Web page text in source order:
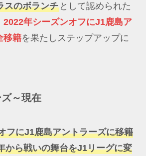
スのボランチとして認められた
2022年シーズンオフにJ1鹿島ア
移籍を果たしステップアップに
～現在
フにJ1鹿島アントラーズに移籍
から戦いの舞台をJ1リーグに変